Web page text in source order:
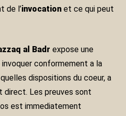
de l’invocation et ce qui peut
al Badr expose une
conformement a la
dispositions du coeur, a
direct. Les preuves sont
est immediatement